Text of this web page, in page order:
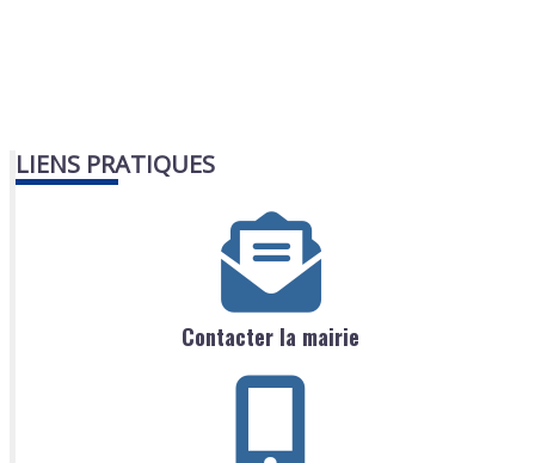
LIENS PRATIQUES
Contacter la mairie